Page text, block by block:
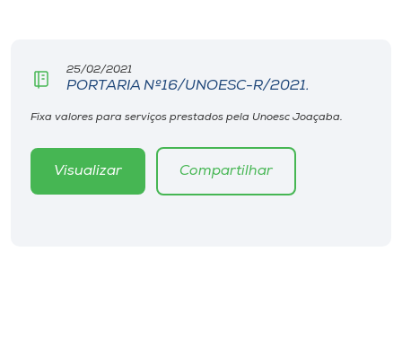
Biblioteca
Rádio
25/02/2021
PORTARIA Nº16/UNOESC-R/2021.
Fixa valores para serviços prestados pela Unoesc Joaçaba.
Visualizar Compartilhar